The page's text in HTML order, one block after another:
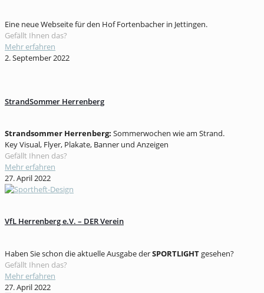
Eine neue Webseite für den Hof Fortenbacher in Jettingen.
Gefällt Ihnen das?
Mehr erfahren
2. September 2022
StrandSommer Herrenberg
Strandsommer Herrenberg: Sommerwochen wie am Strand.
Key Visual, Flyer, Plakate, Banner und Anzeigen
Gefällt Ihnen das?
Mehr erfahren
27. April 2022
VfL Herrenberg e.V. – DER Verein
Haben Sie schon die aktuelle Ausgabe derSPORTLIGHTgesehen?
Gefällt Ihnen das?
Mehr erfahren
27. April 2022